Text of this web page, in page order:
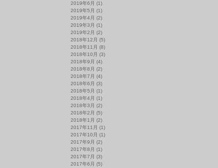
2019年6月 (1)
2019年5月 (1)
2019年4月 (2)
2019年3月 (1)
2019年2月 (2)
2018年12月 (5)
2018年11月 (8)
2018年10月 (3)
2018年9月 (4)
2018年8月 (2)
2018年7月 (4)
2018年6月 (3)
2018年5月 (1)
2018年4月 (1)
2018年3月 (2)
2018年2月 (5)
2018年1月 (2)
2017年11月 (1)
2017年10月 (1)
2017年9月 (2)
2017年8月 (1)
2017年7月 (3)
2017年6月 (5)